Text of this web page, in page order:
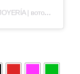
Una publicación compartida de RAMOS JOYERÍA | ʙᴏᴛᴏɴ ᴄʜᴀʀʀᴏ (@ramosjoyeria.es)